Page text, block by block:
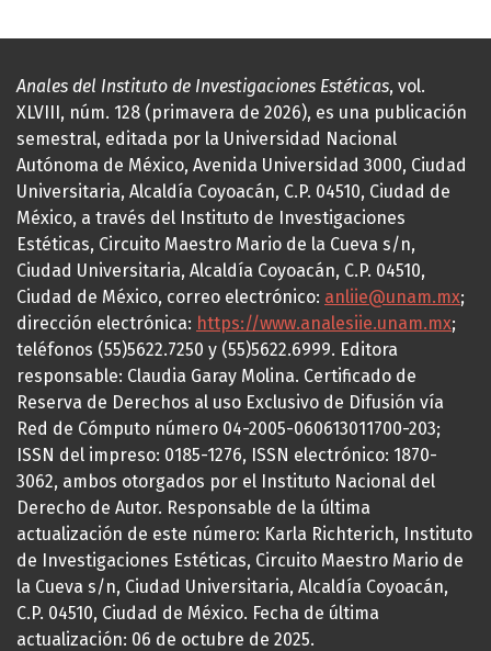
Anales del Instituto de Investigaciones Estéticas, vol.
XLVIII, núm. 128 (primavera de 2026), es una publicación
semestral, editada por la Universidad Nacional
Autónoma de México, Avenida Universidad 3000, Ciudad
Universitaria, Alcaldía Coyoacán, C.P. 04510, Ciudad de
México, a través del Instituto de Investigaciones
Estéticas, Circuito Maestro Mario de la Cueva s/n,
Ciudad Universitaria, Alcaldía Coyoacán, C.P. 04510,
Ciudad de México, correo electrónico: anliie@unam.mx;
dirección electrónica: https://www.analesiie.unam.mx;
teléfonos (55)5622.7250 y (55)5622.6999. Editora
responsable: Claudia Garay Molina. Certificado de
Reserva de Derechos al uso Exclusivo de Difusión vía
Red de Cómputo número 04-2005-060613011700-203;
ISSN del impreso: 0185-1276, ISSN electrónico: 1870-
3062, ambos otorgados por el Instituto Nacional del
Derecho de Autor. Responsable de la última
actualización de este número: Karla Richterich, Instituto
de Investigaciones Estéticas, Circuito Maestro Mario de
la Cueva s/n, Ciudad Universitaria, Alcaldía Coyoacán,
C.P. 04510, Ciudad de México. Fecha de última
actualización: 06 de octubre de 2025.